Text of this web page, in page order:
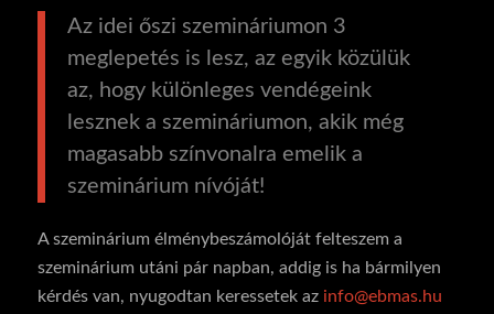
Az idei őszi szemináriumon 3
meglepetés is lesz, az egyik közülük
az, hogy különleges vendégeink
lesznek a szemináriumon, akik még
magasabb színvonalra emelik a
szeminárium nívóját!
A szeminárium élménybeszámolóját felteszem a
szeminárium utáni pár napban, addig is ha bármilyen
kérdés van, nyugodtan keressetek az info@ebmas.hu